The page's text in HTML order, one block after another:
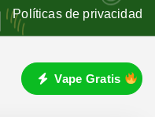
Políticas de privacidad
Vape Gratis